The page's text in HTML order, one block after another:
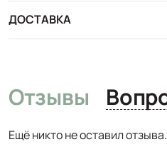
ДОСТАВКА
Отзывы
Ещё никто не оставил отзыва.